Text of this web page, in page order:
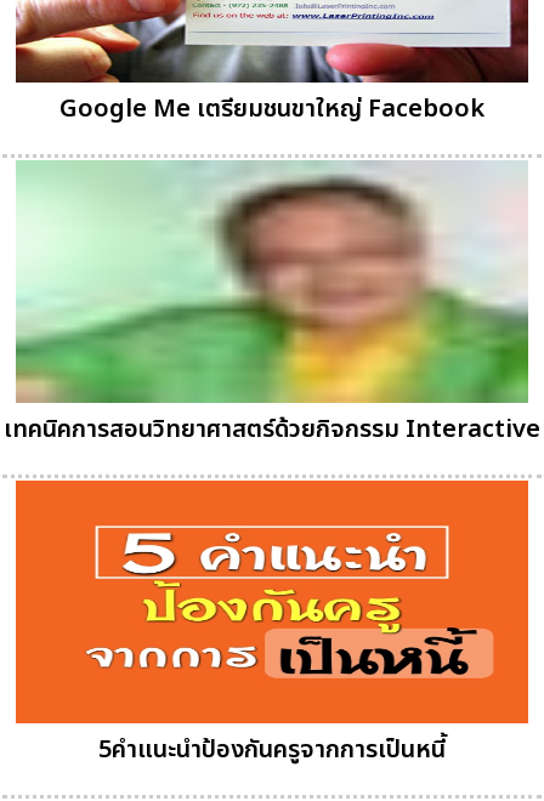
Google Me เตรียมชนขาใหญ่ Facebook
เทคนิคการสอนวิทยาศาสตร์ด้วยกิจกรรม Interactive
5คำแนะนำป้องกันครูจากการเป็นหนี้